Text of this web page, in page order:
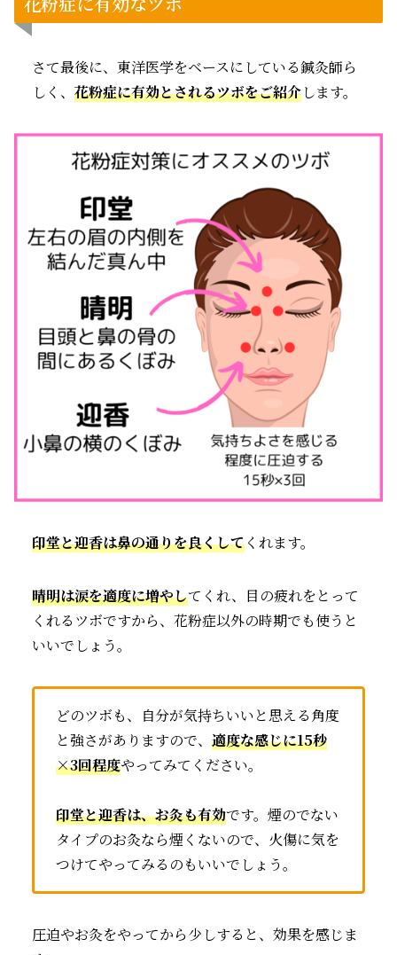
さて最後に、東洋医学をベースにしている鍼灸師ら
しく、 花粉症に有効とされるツボをご紹介します。
印堂と迎香は鼻の通りを良くしてくれます。
晴明は涙を適度に増やしてくれ、目の疲れをとって
くれるツボですから、花粉症以外の時期でも使うと
いいでしょう。
どのツボも、自分が気持ちいいと思える角度
と強さがありますので、 適度な感じに15秒
×3回程度やってみてください。
印堂と迎香は、お灸も有効です。煙のでない
タイプのお灸なら煙くないので、火傷に気を
つけてやってみるのもいいでしょう。
圧迫やお灸をやってから少しすると、効果を感じま